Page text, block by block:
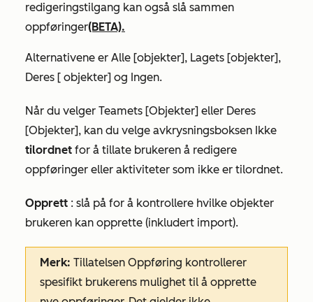
redigeringstilgang kan også slå sammen
oppføringer(BETA).
Alternativene er Alle [objekter], Lagets [objekter],
Deres [ objekter] og Ingen.
Når du velger Teamets [Objekter] eller Deres
[Objekter], kan du velge avkrysningsboksen Ikke
tilordnet for å tillate brukeren å redigere
oppføringer eller aktiviteter som ikke er tilordnet.
Opprett : slå på for å kontrollere hvilke objekter
brukeren kan opprette (inkludert import).
Merk: Tillatelsen Oppføring kontrollerer
spesifikt brukerens mulighet til å opprette